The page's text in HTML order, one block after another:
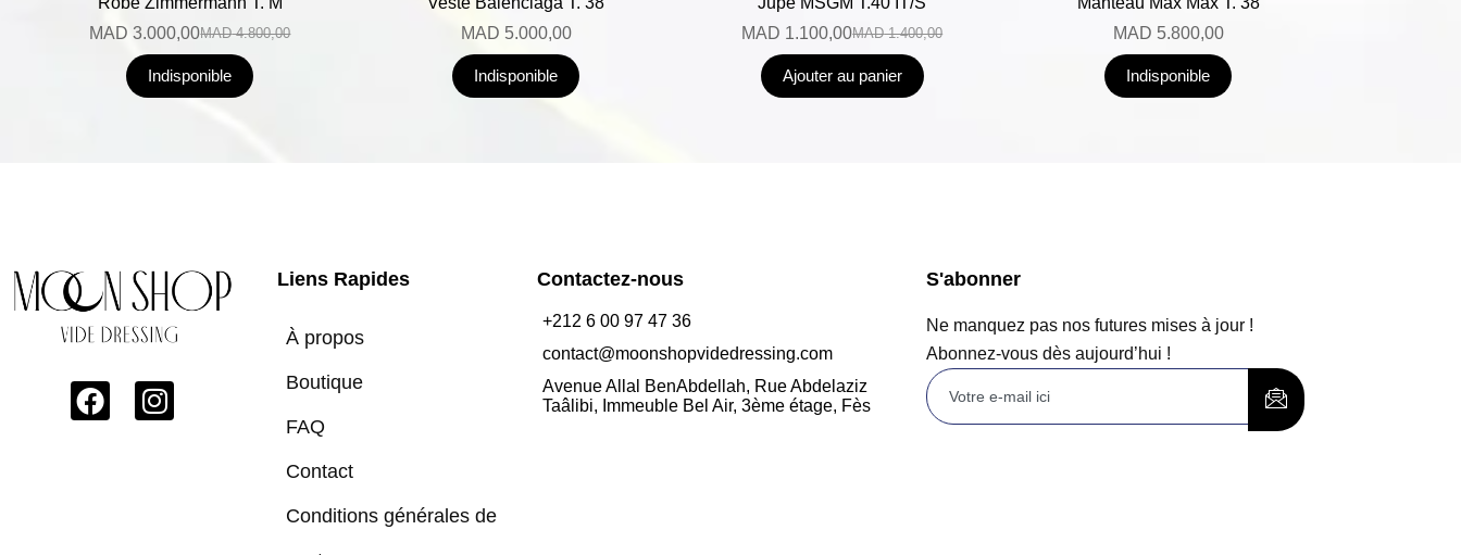
MAD4.800,00
MAD 3.000,00
Indisponible
MAD 5.000,00
Indisponible
MAD1.400,00
MAD 1.100,00
Ajouter au panier
MAD 5.800,00
Indisponible
Liens Rapides
À propos
Boutique
FAQ
Contact
Conditions générales de
Contactez-nous
+212 6 00 97 47 36
contact@moonshopvidedressing.com
Avenue Allal BenAbdellah, Rue Abdelaziz
Taâlibi, Immeuble Bel Air, 3ème étage, Fès
S'abonner
Ne manquez pas nos futures mises à jour !
Abonnez-vous dès aujourd’hui !